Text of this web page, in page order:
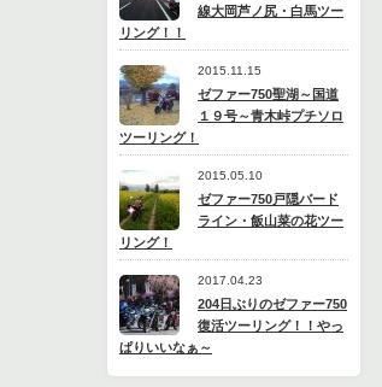
線大岡芦ノ尻・白馬ツー
リング！！
2015.11.15
ゼファー750聖湖～国道
１９号～青木峠プチソロ
ツーリング！
2015.05.10
ゼファー750戸隠バード
ライン・飯山菜の花ツー
リング！
2017.04.23
204日ぶりのゼファー750
復活ツーリング！！やっ
ぱりいいなぁ～